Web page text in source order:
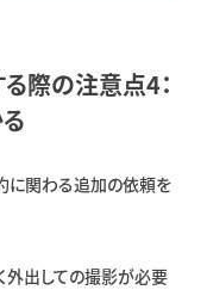
際の注意点4：
に関わる追加の依頼を
外出しての撮影が必要